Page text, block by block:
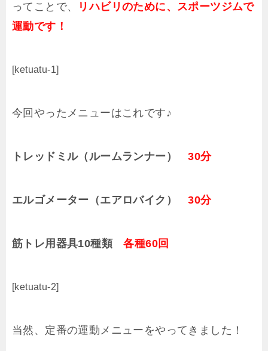
ってことで、
リハビリのために、スポーツジムで
運動です！
[ketuatu-1]
今回やったメニューはこれです♪
トレッドミル（ルームランナー）30分
エルゴメーター（エアロバイク）30分
筋トレ用器具10種類各種60回
[ketuatu-2]
当然、定番の運動メニューをやってきました！